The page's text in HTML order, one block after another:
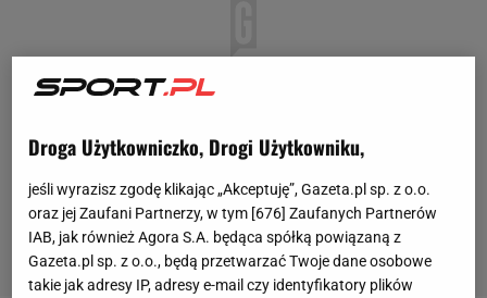
Droga Użytkowniczko, Drogi Użytkowniku,
jeśli wyrazisz zgodę klikając „Akceptuję”, Gazeta.pl sp. z o.o.
oraz jej Zaufani Partnerzy, w tym [676] Zaufanych Partnerów
IAB, jak również Agora S.A. będąca spółką powiązaną z
Gazeta.pl sp. z o.o., będą przetwarzać Twoje dane osobowe
takie jak adresy IP, adresy e-mail czy identyfikatory plików